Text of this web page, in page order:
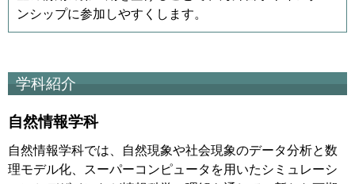
ンシップに参加しやすくします。
学科紹介
自然情報学科
自然情報学科では、自然現象や社会現象のデータ分析と数
理モデル化、スーパーコンピュータを用いたシミュレーシ